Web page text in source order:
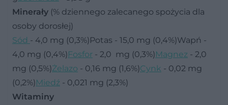
Minerały (% dziennego zalecanego spożycia dla
osoby dorosłej)
Sód - 4,0 mg (0,3%)Potas - 15,0 mg (0,4%)Wapń -
4,0 mg (0,4%)Fosfor - 2,0 mg (0,3%)Magnez - 2,0
mg (0,5%)Żelazo - 0,16 mg (1,6%)Cynk - 0,02 mg
(0,2%)Miedź - 0,021 mg (2,3%)
Witaminy